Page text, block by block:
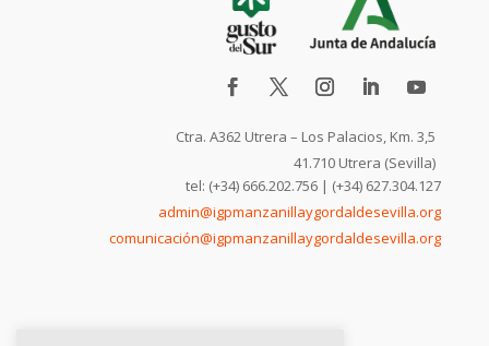
Ctra. A362 Utrera – Los Palacios, Km. 3,5
41.710 Utrera (Sevilla)
tel: (+34) 666.202.756 | (+34) 627.304.127
admin@igpmanzanillaygordaldesevilla.org
comunicación@igpmanzanillaygordaldesevilla.org